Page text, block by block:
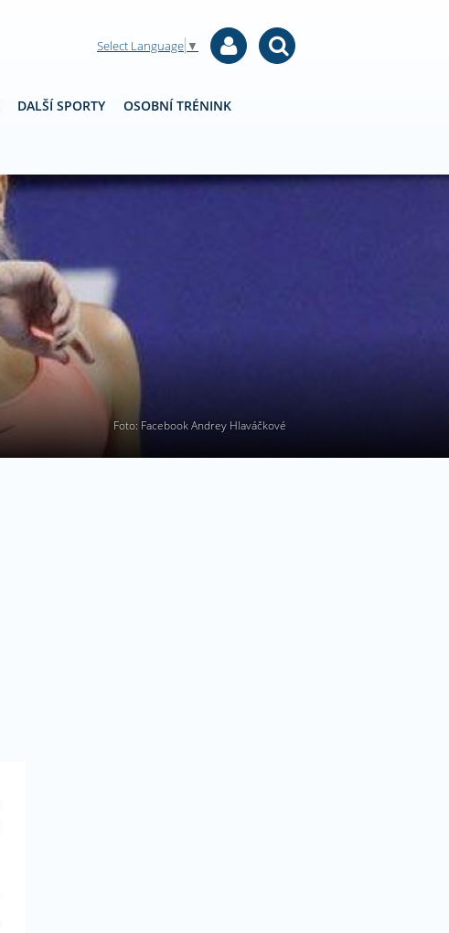
Select Language ▼
DALŠÍ SPORTY OSOBNÍ TRÉNINK
Foto: Facebook Andrey Hlaváčkové